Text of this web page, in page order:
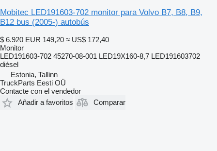
Mobitec LED191603-702 monitor para Volvo B7, B8, B9,
B12 bus (2005-) autobús
$ 6.920 EUR 149,20 ≈ US$ 172,40
Monitor
LED191603-702 45270-08-001 LED19X160-8,7 LED191603702
diésel
Estonia, Tallinn
TruckParts Eesti OÜ
Contacte con el vendedor
Añadir a favoritos
Comparar